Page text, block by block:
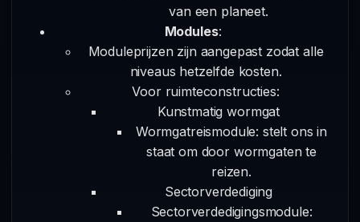
van een planeet.
Modules:
Moduleprijzen zijn aangepast zodat alle
niveaus hetzelfde kosten.
Voor ruimteconstructies:
Kunstmatig wormgat
Wormgatreismodule: stelt ons in
staat om door wormgaten te
reizen.
Sectorverdediging
Sectorverdedigingsmodule: